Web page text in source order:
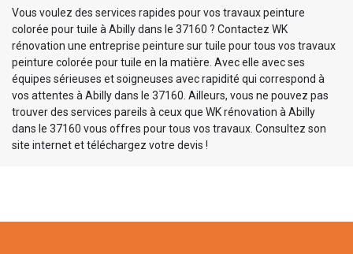
Vous voulez des services rapides pour vos travaux peinture
colorée pour tuile à Abilly dans le 37160 ? Contactez WK
rénovation une entreprise peinture sur tuile pour tous vos travaux
peinture colorée pour tuile en la matière. Avec elle avec ses
équipes sérieuses et soigneuses avec rapidité qui correspond à
vos attentes à Abilly dans le 37160. Ailleurs, vous ne pouvez pas
trouver des services pareils à ceux que WK rénovation à Abilly
dans le 37160 vous offres pour tous vos travaux. Consultez son
site internet et téléchargez votre devis !